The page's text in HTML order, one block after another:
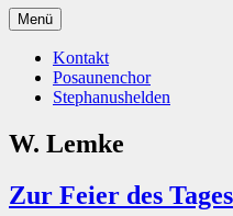
Menü
Kontakt
Posaunenchor
Stephanushelden
W. Lemke
Zur Feier des Tages